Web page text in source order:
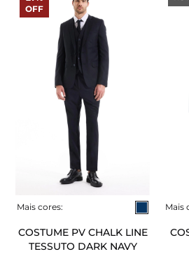
Mais cores:
COSTUME PV CHALK LINE
TESSUTO DARK NAVY
OFF
Mais